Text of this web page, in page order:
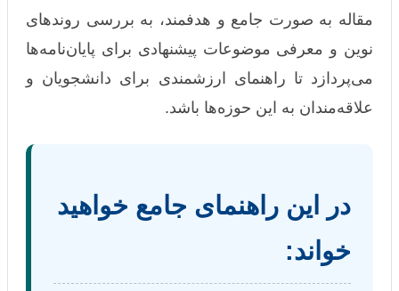
مقاله به صورت جامع و هدفمند، به بررسی روندهای
نوین و معرفی موضوعات پیشنهادی برای پایان‌نامه‌ها
می‌پردازد تا راهنمای ارزشمندی برای دانشجویان و
علاقه‌مندان به این حوزه‌ها باشد.
در این راهنمای جامع خواهید
خواند: